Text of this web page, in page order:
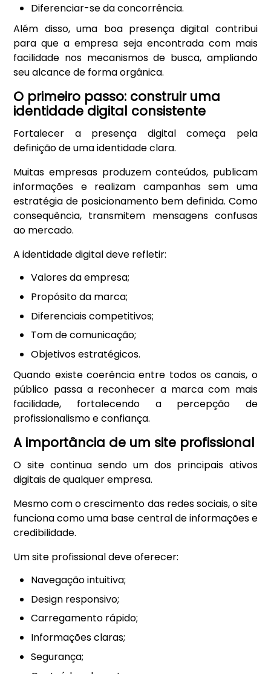
Diferenciar-se da concorrência.
Além disso, uma boa presença digital contribui
para que a empresa seja encontrada com mais
facilidade nos mecanismos de busca, ampliando
seu alcance de forma orgânica.
O primeiro passo: construir uma
identidade digital consistente
Fortalecer a presença digital começa pela
definição de uma identidade clara.
Muitas empresas produzem conteúdos, publicam
informações e realizam campanhas sem uma
estratégia de posicionamento bem definida. Como
consequência, transmitem mensagens confusas
ao mercado.
A identidade digital deve refletir:
Valores da empresa;
Propósito da marca;
Diferenciais competitivos;
Tom de comunicação;
Objetivos estratégicos.
Quando existe coerência entre todos os canais, o
público passa a reconhecer a marca com mais
facilidade, fortalecendo a percepção de
profissionalismo e confiança.
A importância de um site profissional
O site continua sendo um dos principais ativos
digitais de qualquer empresa.
Mesmo com o crescimento das redes sociais, o site
funciona como uma base central de informações e
credibilidade.
Um site profissional deve oferecer:
Navegação intuitiva;
Design responsivo;
Carregamento rápido;
Informações claras;
Segurança;